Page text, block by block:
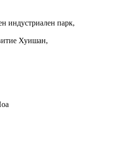
индустриален парк,
Хуишан,